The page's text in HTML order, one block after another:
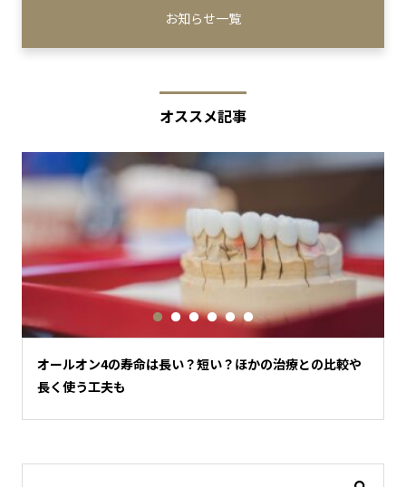
お知らせ一覧
オススメ記事
オールオン4の寿命は長い？短い？ほかの治療との比較や
長く使う工夫も